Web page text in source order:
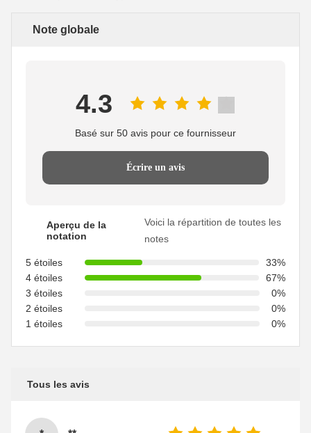
Note globale
4.3
Basé sur 50 avis pour ce fournisseur
Écrire un avis
Aperçu de la
notation
Voici la répartition de toutes les
notes
5 étoiles
33%
4 étoiles
67%
3 étoiles
0%
2 étoiles
0%
1 étoiles
0%
Tous les avis